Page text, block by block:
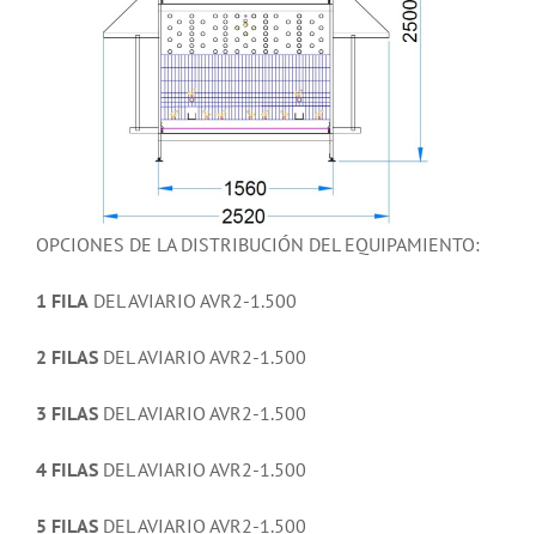
OPCIONES DE LA DISTRIBUCIÓN DEL EQUIPAMIENTO:
1 FILA DEL AVIARIO AVR2-1.500
2 FILASDEL AVIARIO AVR2-1.500
3 FILASDEL AVIARIO AVR2-1.500
4 FILASDEL AVIARIO AVR2-1.500
5 FILASDEL AVIARIO AVR2-1.500